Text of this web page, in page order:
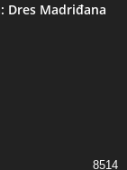
Dres Madriđana
8514